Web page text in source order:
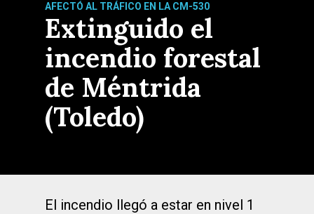
AFECTÓ AL TRÁFICO EN LA CM-530
Extinguido el
incendio forestal
de Méntrida
(Toledo)
El incendio llegó a estar en nivel 1